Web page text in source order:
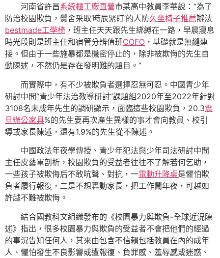
河南省許昌系統櫃工廠直營市某高中教員李華說：“為了
防治校園欺負，黌舍采取‘時辰緊盯’的人防久坐椅子推薦辦法
bestmade工學椅 ，班主任天天跟先生綁縛在一路，早晨寢息
時光段則是班主任和宿管分辨值班COFO ，基礎就是無縫連
接。但由于一些施暴都是機密停止的，除非被欺侮的先生自
動陳述，不然仍是存在發明難的題目。”
而實際中，有不少被欺負者選擇忍無可忍。中國青少年
研討中間“青少年法治教導研討”課題組2020年至2022年針對
3108名未成年先生的調研顯示，面臨這些校園欺負，20.3震
旦辦公家具%的先生要再次產生異樣的事才會向教員、校引
導或家長陳述，還有1.9%的先生從不陳述。
中國政法年夜學傳授、青少年犯法與少年司法研討中間
主任皮藝軍剖析，校園欺負的受益者往往不了解若何乞助，
一些孩子被欺侮后不敢吭聲、對抗，一電動升降桌是懼怕欺
負者履行報復，二是不想轟動家長，把工作鬧年夜，可越如
許越不難被欺侮。
結合國教科文組織發布的《校園暴力與欺負-全球近況陳
述》指出，很多校園暴力與欺負的受益者不會把他們的經過
的事況告知任何人，其來由包含不信賴包括教員在內的成年
人、懼怕發生不良影響或遭報復、負罪感、羞辱感或迷惑、